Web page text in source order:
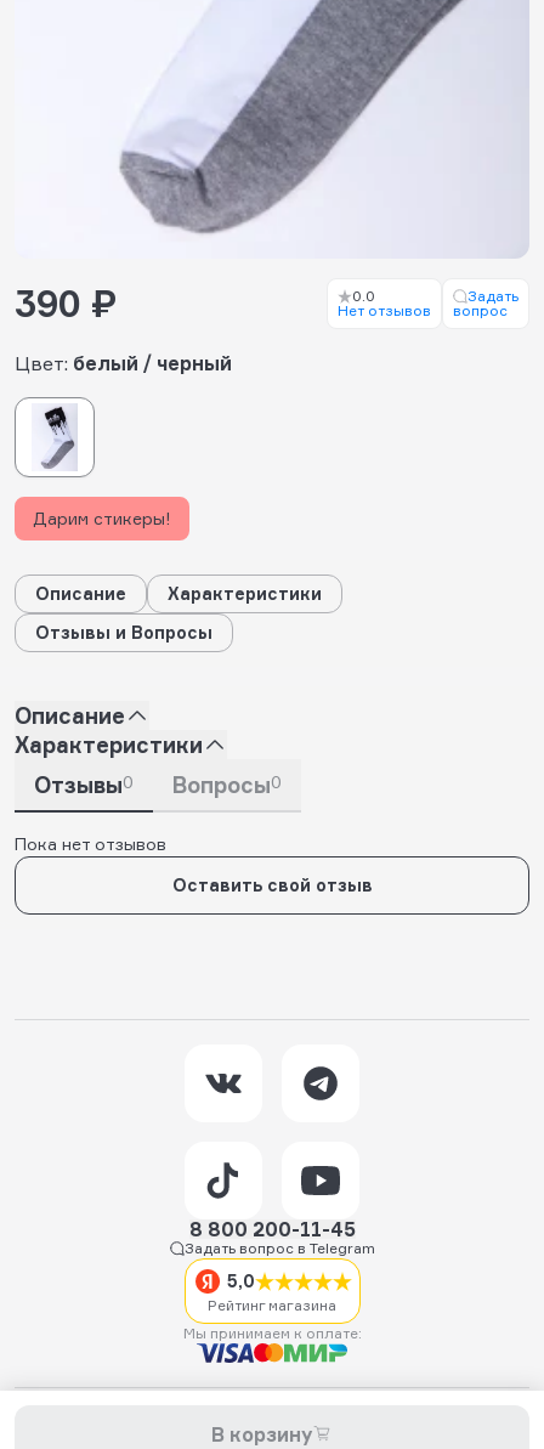
Цвет: белый / черный
390 ₽
0.0
Нет отзывов
Задать
вопрос
В корзину
Дарим стикеры!
Описание
Характеристики
Отзывы и Вопросы
Описание
Характеристики
Отзывы0 Вопросы0
Пока нет отзывов
Оставить свой отзыв
8 800 200-11-45
Задать вопрос в Telegram
5,0
Рейтинг магазина
Мы принимаем к оплате:
самокатов, запчастей для самокатов, аксессуаров, экипировки,